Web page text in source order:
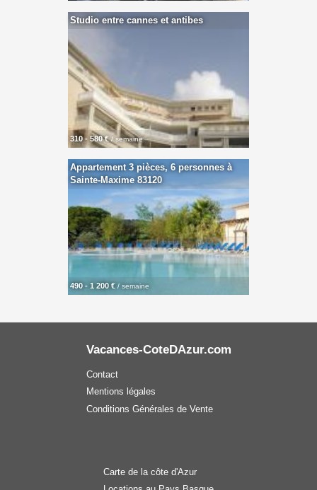
Studio entre cannes et antibes
310 - 580 €/ semaine
Appartement 3 pièces, 6 personnes à
Sainte-Maxime 83120
490 - 1 200 € / semaine
Vacances-CoteDAzur.com
Contact
Mentions légales
Conditions Générales de Vente
Carte de la côte d'Azur